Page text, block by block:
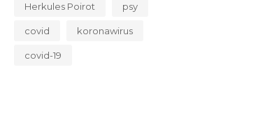
Herkules Poirot psy
covid koronawirus
covid-19